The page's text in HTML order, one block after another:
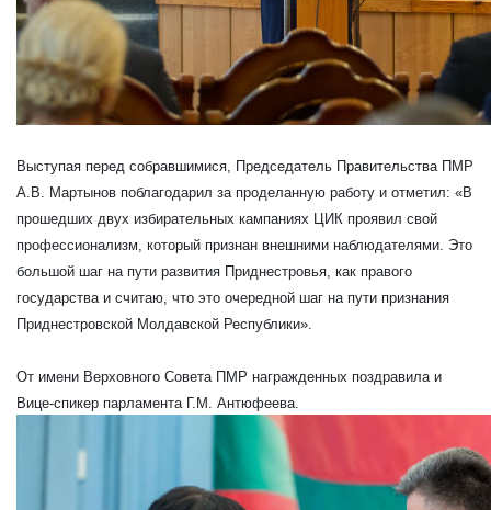
Выступая перед собравшимися, Председатель Правительства ПМР
А.В. Мартынов поблагодарил за проделанную работу и отметил: «В
прошедших двух избирательных кампаниях ЦИК проявил свой
профессионализм, который признан внешними наблюдателями. Это
большой шаг на пути развития Приднестровья, как правого
государства и считаю, что это очередной шаг на пути признания
Приднестровской Молдавской Республики».
От имени Верховного Совета ПМР награжденных поздравила и
Вице-спикер парламента Г.М. Антюфеева.